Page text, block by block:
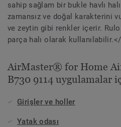
sahip sağlam bir bukle havlı
zamansız ve doğal karakterini
ve zeytin gibi renkler içerir. Rulo
parça halı olarak
AirMaster® for Home
B730 9114 uygulamalar
Girişler ve holler
Yatak odası